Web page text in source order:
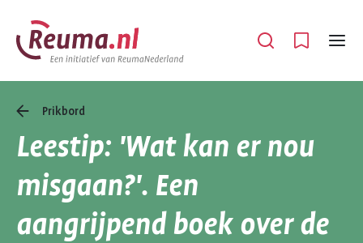
Spring
naar
hoofdinhoud
Spring
naar
footer
navigatie
Open
Menu
Prikbord
Leestip: 'Wat kan er nou
misgaan?'. Een
aangrijpend boek over de